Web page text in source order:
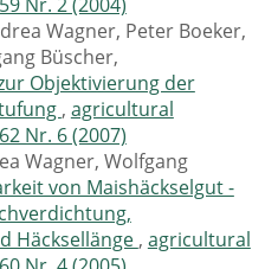
Wagner, Peter Boeker,
Büscher,
Objektivierung der
, agricultural
Nr. 6 (2007)
Wagner, Wolfgang
von Maishäckselgut -
Häcksellänge , agricultural